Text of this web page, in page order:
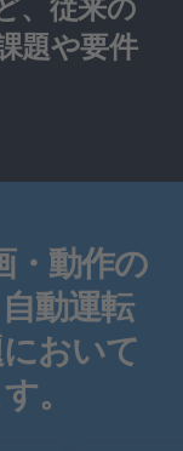
題や要件
・動作の
動運転
おいて
。